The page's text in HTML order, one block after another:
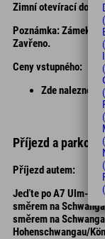
Zimní otevírací
Poznámka: Zámek je
Zavřeno.
Ceny vstupného:
Zde naleznete
Příjezd a
Příjezd autem:
Jeďte po A7 Ulm-
směrem na
směrem na
Hohenschwangau/